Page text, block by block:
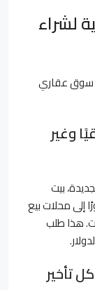
لشراء
في سوق عقاري
وغير
بيت
إلى محلات بيع
هذا طلب
تأخير